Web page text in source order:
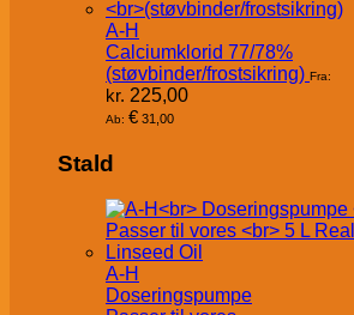
A-H
Calciumklorid 77/78%
(støvbinder/frostsikring) Fra:
kr. 225,00
Ab: € 31,00
Stald
A-H
Doseringspumpe